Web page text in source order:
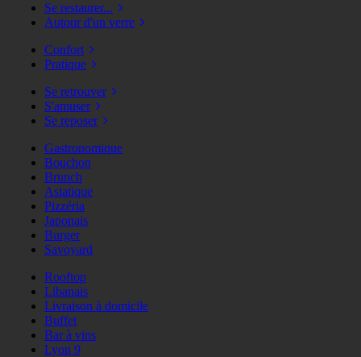
Se restaurer...
Autour d'un verre
Confort
Pratique
Se retrouver
S'amuser
Se reposer
Gastronomique
Bouchon
Brunch
Asiatique
Pizzéria
Japonais
Burger
Savoyard
Rooftop
Libanais
Livraison à domicile
Buffet
Bar à vins
Lyon 9